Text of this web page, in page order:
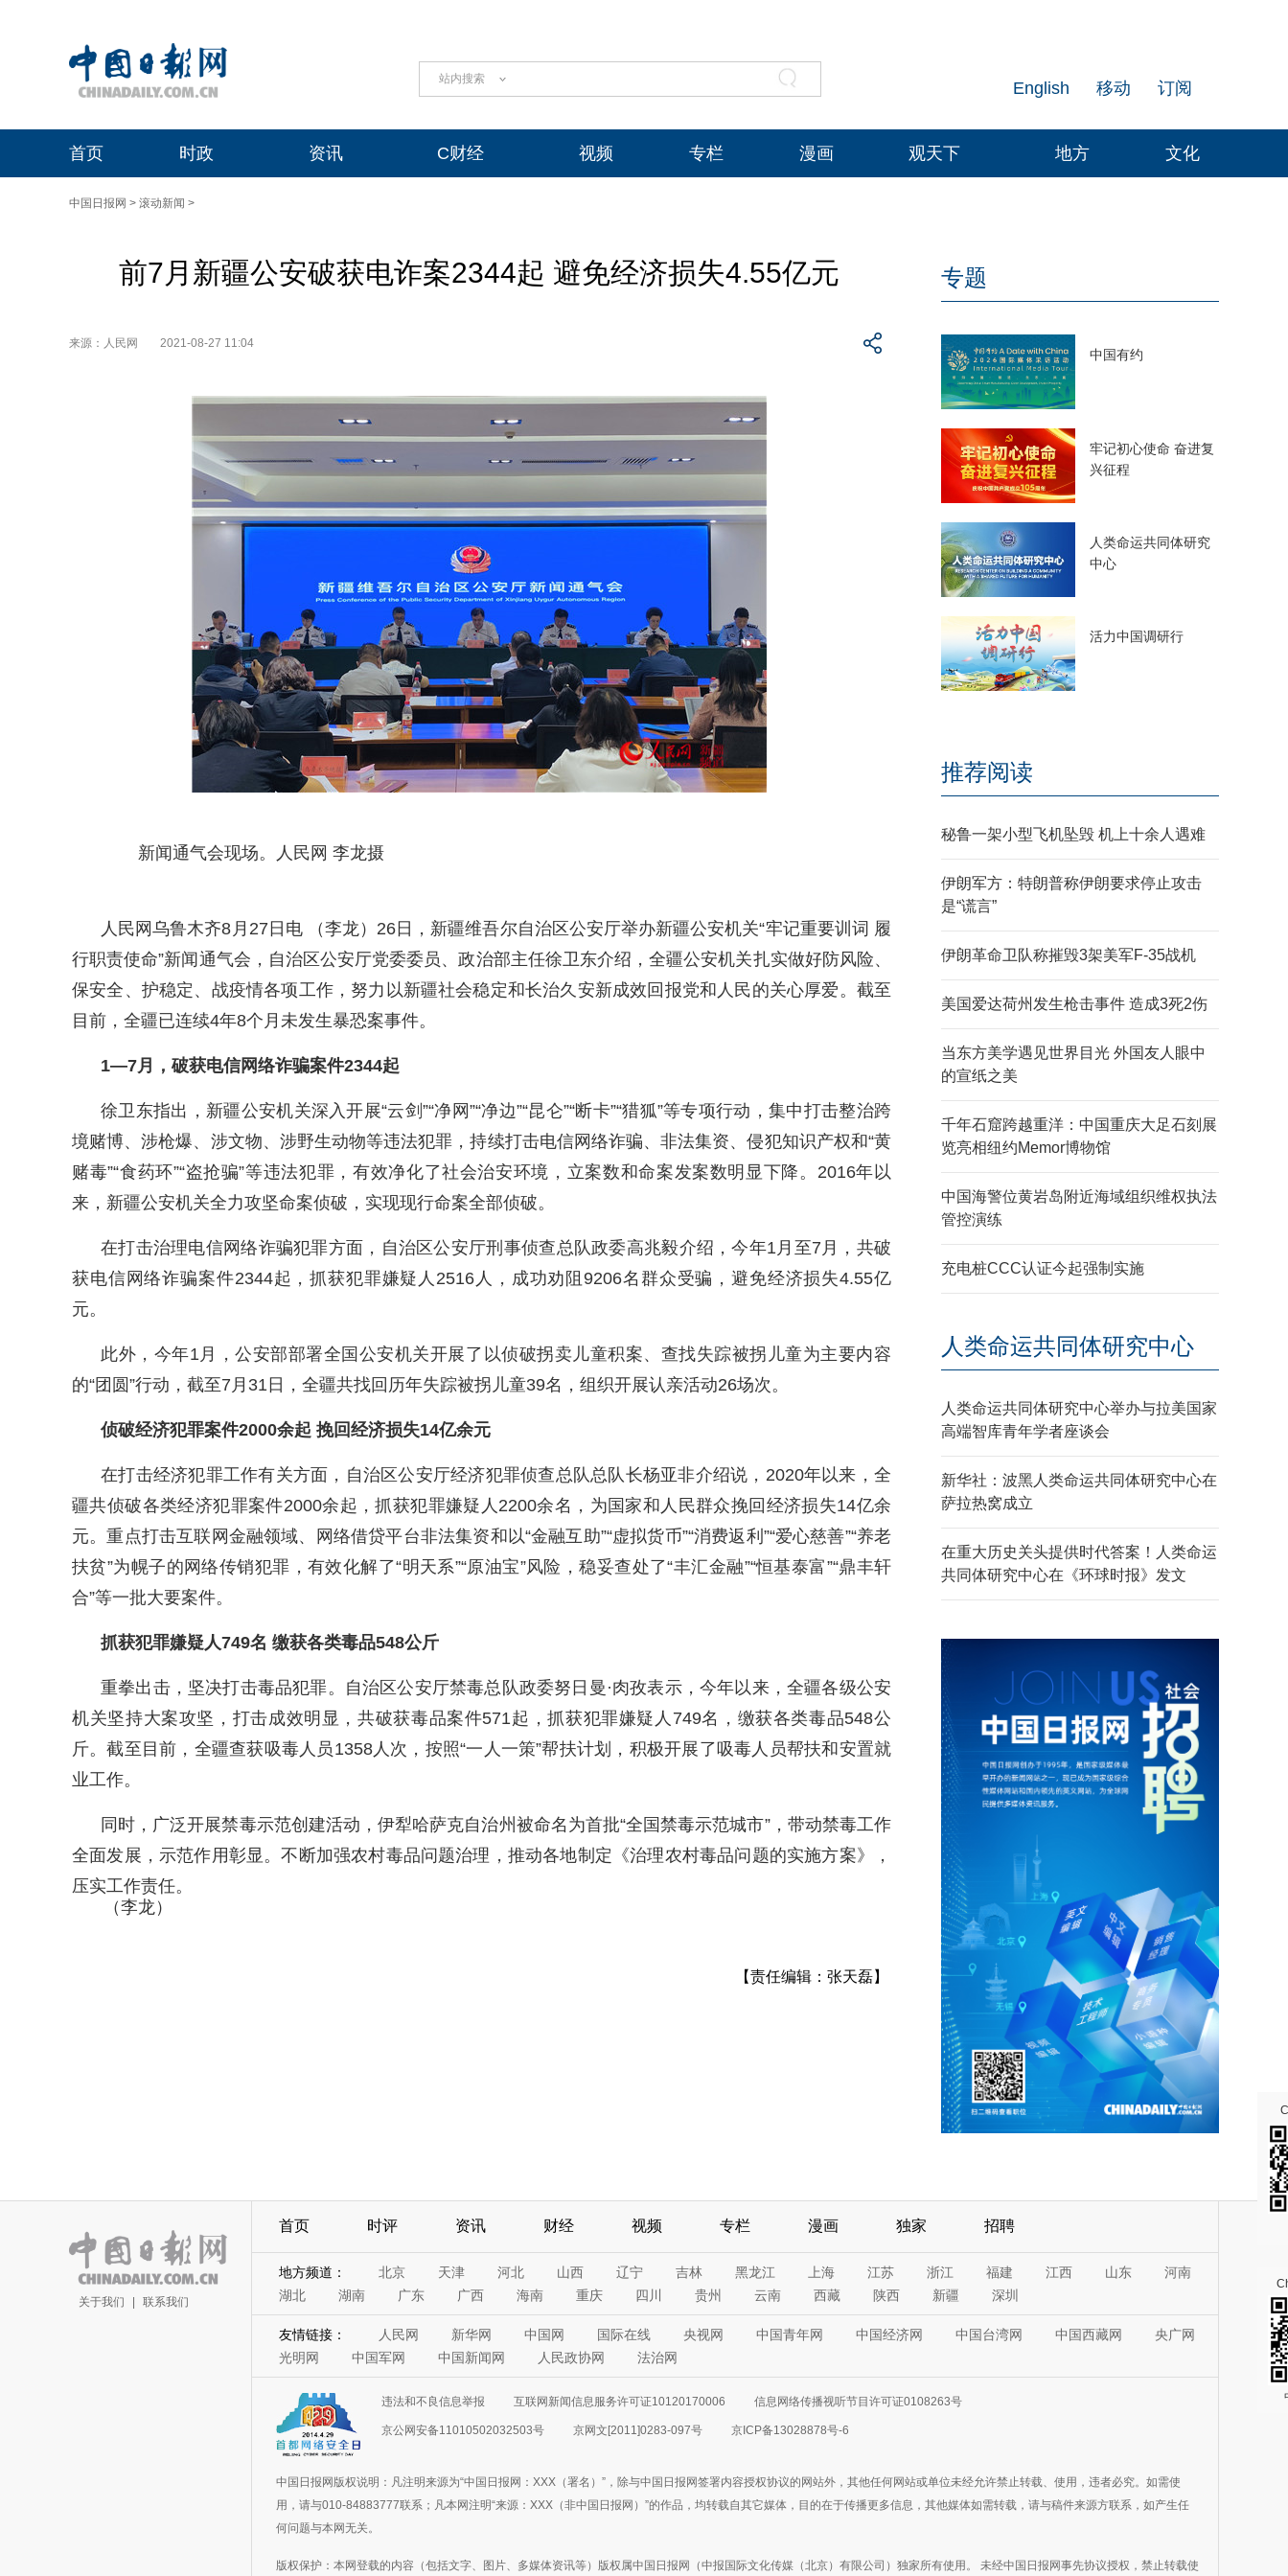
站内搜索 订阅
移动
English
首页 时政 资讯 C财经 视频 专栏 漫画 观天下 地方 文化
中国日报网 > 滚动新闻 >
前7月新疆公安破获电诈案2344起 避免经济损失4.55亿元
来源：人民网 2021-08-27 11:04
新闻通气会现场。人民网 李龙摄
人民网乌鲁木齐8月27日电 （李龙）26日，新疆维吾尔自治区公安厅举办新疆公安机关“牢记重要训词 履
行职责使命”新闻通气会，自治区公安厅党委委员、政治部主任徐卫东介绍，全疆公安机关扎实做好防风险、
保安全、护稳定、战疫情各项工作，努力以新疆社会稳定和长治久安新成效回报党和人民的关心厚爱。截至
目前，全疆已连续4年8个月未发生暴恐案事件。
1—7月，破获电信网络诈骗案件2344起
徐卫东指出，新疆公安机关深入开展“云剑”“净网”“净边”“昆仑”“断卡”“猎狐”等专项行动，集中打击整治跨
境赌博、涉枪爆、涉文物、涉野生动物等违法犯罪，持续打击电信网络诈骗、非法集资、侵犯知识产权和“黄
赌毒”“食药环”“盗抢骗”等违法犯罪，有效净化了社会治安环境，立案数和命案发案数明显下降。2016年以
来，新疆公安机关全力攻坚命案侦破，实现现行命案全部侦破。
在打击治理电信网络诈骗犯罪方面，自治区公安厅刑事侦查总队政委高兆毅介绍，今年1月至7月，共破
获电信网络诈骗案件2344起，抓获犯罪嫌疑人2516人，成功劝阻9206名群众受骗，避免经济损失4.55亿
元。
此外，今年1月，公安部部署全国公安机关开展了以侦破拐卖儿童积案、查找失踪被拐儿童为主要内容
的“团圆”行动，截至7月31日，全疆共找回历年失踪被拐儿童39名，组织开展认亲活动26场次。
侦破经济犯罪案件2000余起 挽回经济损失14亿余元
在打击经济犯罪工作有关方面，自治区公安厅经济犯罪侦查总队总队长杨亚非介绍说，2020年以来，全
疆共侦破各类经济犯罪案件2000余起，抓获犯罪嫌疑人2200余名，为国家和人民群众挽回经济损失14亿余
元。重点打击互联网金融领域、网络借贷平台非法集资和以“金融互助”“虚拟货币”“消费返利”“爱心慈善”“养老
扶贫”为幌子的网络传销犯罪，有效化解了“明天系”“原油宝”风险，稳妥查处了“丰汇金融”“恒基泰富”“鼎丰轩
合”等一批大要案件。
抓获犯罪嫌疑人749名 缴获各类毒品548公斤
重拳出击，坚决打击毒品犯罪。自治区公安厅禁毒总队政委努日曼·肉孜表示，今年以来，全疆各级公安
机关坚持大案攻坚，打击成效明显，共破获毒品案件571起，抓获犯罪嫌疑人749名，缴获各类毒品548公
斤。截至目前，全疆查获吸毒人员1358人次，按照“一人一策”帮扶计划，积极开展了吸毒人员帮扶和安置就
业工作。
同时，广泛开展禁毒示范创建活动，伊犁哈萨克自治州被命名为首批“全国禁毒示范城市”，带动禁毒工作
全面发展，示范作用彰显。不断加强农村毒品问题治理，推动各地制定《治理农村毒品问题的实施方案》，
压实工作责任。
（李龙）
【责任编辑：张天磊】
专题
中国有约
牢记初心使命 奋进复
兴征程
人类命运共同体研究
中心
活力中国调研行
推荐阅读
秘鲁一架小型飞机坠毁 机上十余人遇难
伊朗军方：特朗普称伊朗要求停止攻击
是“谎言”
伊朗革命卫队称摧毁3架美军F-35战机
美国爱达荷州发生枪击事件 造成3死2伤
当东方美学遇见世界目光 外国友人眼中
的宣纸之美
千年石窟跨越重洋：中国重庆大足石刻展
览亮相纽约Memor博物馆
中国海警位黄岩岛附近海域组织维权执法
管控演练
充电桩CCC认证今起强制实施
人类命运共同体研究中心
人类命运共同体研究中心举办与拉美国家
高端智库青年学者座谈会
新华社：波黑人类命运共同体研究中心在
萨拉热窝成立
在重大历史关头提供时代答案！人类命运
共同体研究中心在《环球时报》发文
关于我们 | 联系我们
首页 时评 资讯 财经 视频 专栏 漫画 独家 招聘
地方频道： 北京 天津 河北 山西 辽宁 吉林 黑龙江 上海 江苏 浙江 福建 江西 山东
河南
湖北
湖南 广东 广西 海南 重庆 四川 贵州 云南 西藏 陕西 新疆 深圳
友情链接： 人民网 新华网 中国网 国际在线 央视网 中国青年网 中国经济网 中国台湾网 中国西藏网
央广网
光明网
中国军网 中国新闻网 人民政协网 法治网
违法和不良信息举报 互联网新闻信息服务许可证10120170006 信息网络传播视听节目许可证0108263号
京公网安备11010502032503号 京网文[2011]0283-097号 京ICP备13028878号-6
中国日报网版权说明：凡注明来源为“中国日报网：XXX（署名）”，除与中国日报网签署内容授权协议的网站外，其他任何网站或单位未经允许禁止转载、使用，违者必究。如需使
用，请与010-84883777联系；凡本网注明“来源：XXX（非中国日报网）”的作品，均转载自其它媒体，目的在于传播更多信息，其他媒体如需转载，请与稿件来源方联系，如产生任
何问题与本网无关。
版权保护：本网登载的内容（包括文字、图片、多媒体资讯等）版权属中国日报网（中报国际文化传媒（北京）有限公司）独家所有使用。 未经中国日报网事先协议授权，禁止转载使